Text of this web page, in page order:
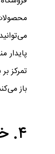
پایدار
تمرکز
باز
۴. خدمات تعمیر موبایل؛ شغلی با تقاضای بالا